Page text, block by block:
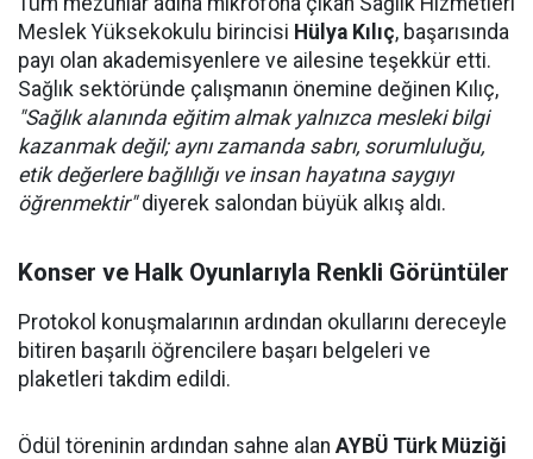
Meslek Yüksekokulu birincisi Hülya Kılıç, başarısında
payı olan akademisyenlere ve ailesine teşekkür etti.
Sağlık sektöründe çalışmanın önemine değinen Kılıç,
"Sağlık alanında eğitim almak yalnızca mesleki bilgi
kazanmak değil; aynı zamanda sabrı, sorumluluğu,
etik değerlere bağlılığı ve insan hayatına saygıyı
öğrenmektir"diyerek salondan büyük alkış aldı.
Konser ve Halk Oyunlarıyla Renkli Görüntüler
Protokol konuşmalarının ardından okullarını dereceyle
bitiren başarılı öğrencilere başarı belgeleri ve
plaketleri takdim edildi.
Ödül töreninin ardından sahne alan AYBÜ Türk Müziği